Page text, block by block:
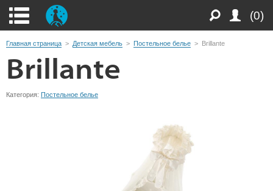
(0)
Главная страница > Детская мебель > Постельное белье > Brillante
Brillante
Категория: Постельное белье